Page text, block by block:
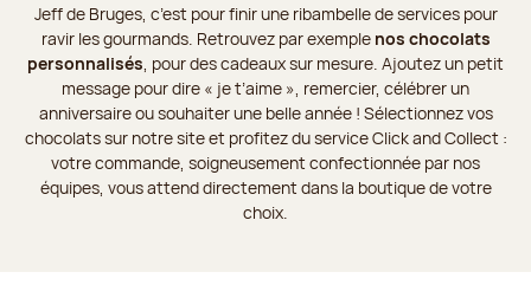
Jeff de Bruges, c’est pour finir une ribambelle de services pour
ravir les gourmands. Retrouvez par exemple nos chocolats
personnalisés , pour des cadeaux sur mesure. Ajoutez un petit
message pour dire « je t’aime », remercier, célébrer un
anniversaire ou souhaiter une belle année ! Sélectionnez vos
chocolats sur notre site et profitez du service Click and Collect :
votre commande, soigneusement confectionnée par nos
équipes, vous attend directement dans la boutique de votre
choix.